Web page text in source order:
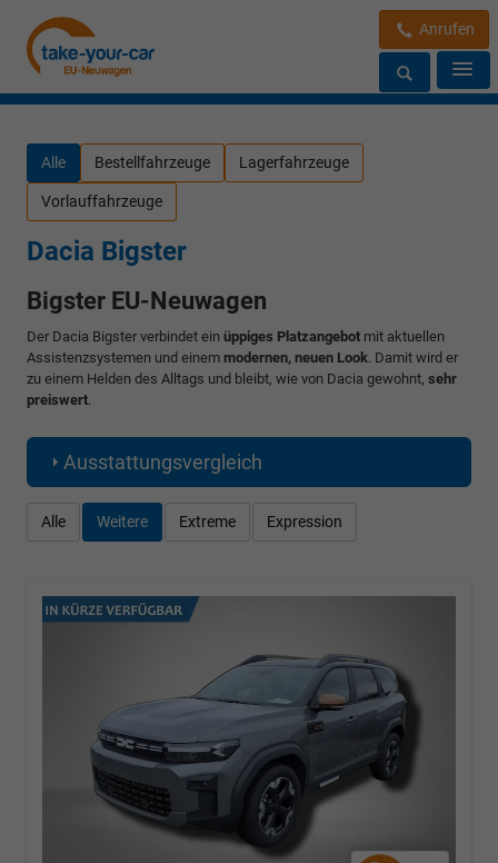
Anrufen
Alle Bestellfahrzeuge Lagerfahrzeuge
Vorlauffahrzeuge
Dacia Bigster
Bigster EU-Neuwagen
Der Dacia Bigster verbindet ein üppiges Platzangebot mit aktuellen
Assistenzsystemen und einem modernen, neuen Look . Damit wird er
zu einem Helden des Alltags und bleibt, wie von Dacia gewohnt, sehr
preiswert
Ausstattungsvergleich
Alle Weitere Extreme Expression